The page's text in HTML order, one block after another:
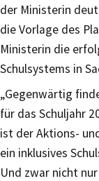
der Ministerin
die Vorlage des
Ministerin die
Schulsystems in
„Gegenwärtig
für das Schuljahr
ist der Aktions-
ein inklusives
Und zwar nicht